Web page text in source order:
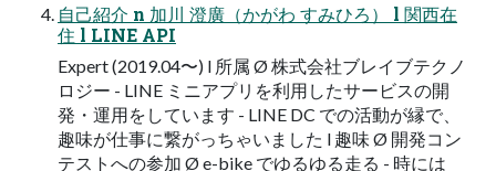
⾃⼰紹介 n 加川 澄廣（かがわ すみひろ） l 関⻄在
住 l LINE API
Expert (2019.04〜) l 所属 Ø 株式会社ブレイブテクノ
ロジー - LINE ミニアプリを利⽤したサービスの開
発・運⽤をしています - LINE DC での活動が縁で、
趣味が仕事に繋がっちゃいました l 趣味 Ø 開発コン
テストへの参加 Ø e-bike でゆるゆる⾛る - 時には